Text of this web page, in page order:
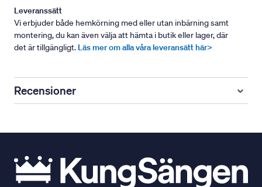
Leveranssätt
Vi erbjuder både hemkörning med eller utan inbärning samt
montering, du kan även välja att hämta i butik eller lager, där
det är tillgängligt. Läs mer om alla våra leveransätt här>
Recensioner